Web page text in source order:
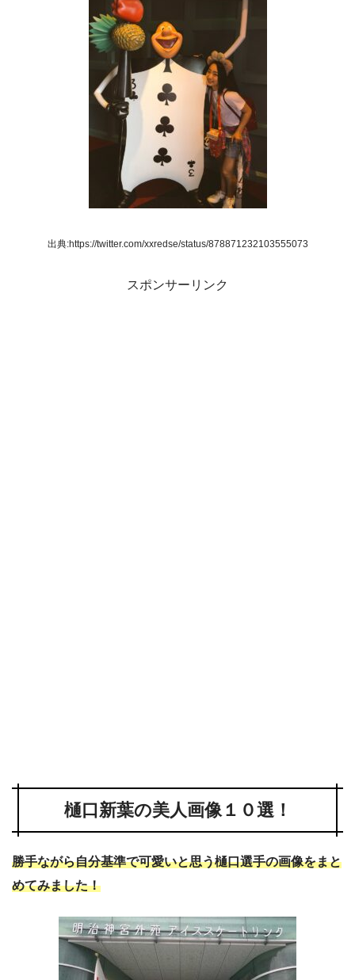
出典:https://twitter.com/xxredse/status/878871232103555073
スポンサーリンク
樋口新葉の美人画像１０選！
勝手ながら自分基準で可愛いと思う樋口選手の画像をまと
めてみました！